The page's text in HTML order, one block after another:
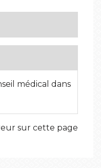
médical dans
sur cette page